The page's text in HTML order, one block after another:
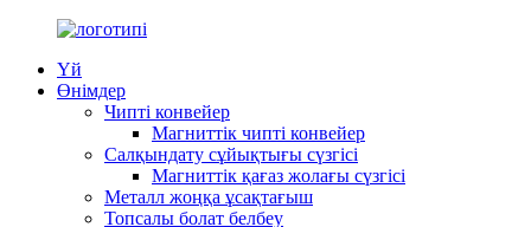
Үй
Өнімдер
Чипті конвейер
Магниттік чипті конвейер
Салқындату сұйықтығы сүзгісі
Магниттік қағаз жолағы сүзгісі
Металл жоңқа ұсақтағыш
Топсалы болат белбеу